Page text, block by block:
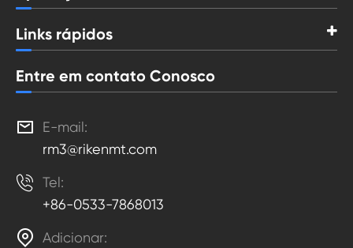
Links rápidos
Entre em contato Conosco

E-mail:
rm3@rikenmt.com
 Tel:
+86-0533-7868013
 Adicionar: